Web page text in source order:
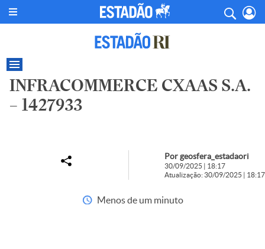
INFRACOMMERCE CXAAS S.A.
– 1427933
Por geosfera_estadaori
30/09/2025 | 18:17
Atualização: 30/09/2025 | 18:17
Menos de um minuto